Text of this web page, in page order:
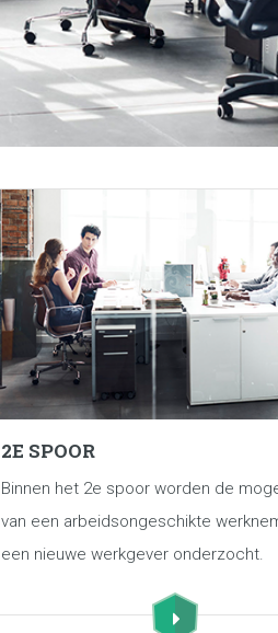
2E SPOOR
Binnen het 2e spoor worden de
van een arbeidsongeschikte
een nieuwe werkgever onderzocht.